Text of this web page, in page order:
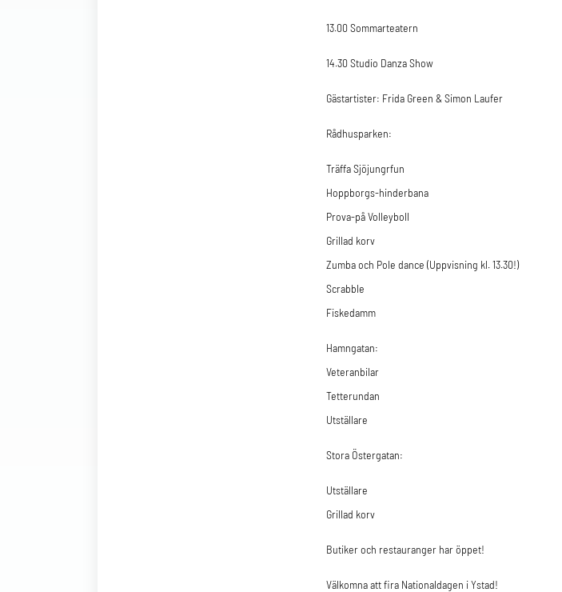
13.00 Sommarteatern
14.30 Studio Danza Show
Gästartister: Frida Green & Simon Laufer
Rådhusparken:
Träffa Sjöjungrfun
Hoppborgs-hinderbana
Prova-på Volleyboll
Grillad korv
Zumba och Pole dance (Uppvisning kl. 13.30!)
Scrabble
Fiskedamm
Hamngatan:
Veteranbilar
Tetterundan
Utställare
Stora Östergatan:
Utställare
Grillad korv
Butiker och restauranger har öppet!
Välkomna att fira Nationaldagen i Ystad!